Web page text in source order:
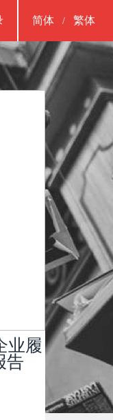
简体 / 繁体
业履
告